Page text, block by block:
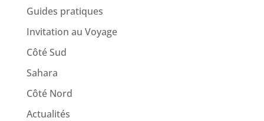
Guides pratiques
Invitation au Voyage
Côté Sud
Sahara
Côté Nord
Actualités